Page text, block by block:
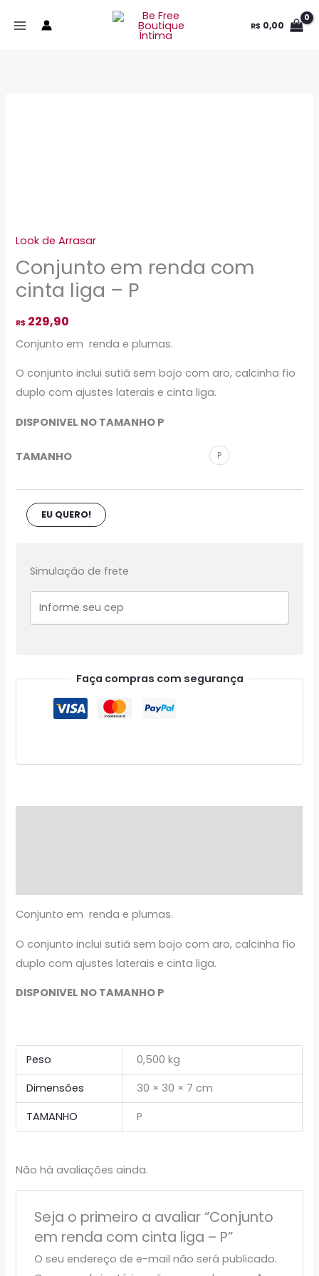
para
R$ 0,00
Look de Arrasar
Conjunto em renda com
cinta liga – P
R$ 229,90
Conjunto em renda e plumas.
O conjunto inclui sutiã sem bojo com aro, calcinha fio
duplo com ajustes laterais e cinta liga.
DISPONIVEL NO TAMANHO P
TAMANHO P
P
quantidade
EU QUERO!
Simulação de frete
Faça compras com segurança
Conjunto em renda e plumas.
O conjunto inclui sutiã sem bojo com aro, calcinha fio
duplo com ajustes laterais e cinta liga.
DISPONIVEL NO TAMANHO P
Peso
0,500 kg
Dimensões
30 × 30 × 7 cm
TAMANHO
P
Não há avaliações ainda.
Seja o primeiro a avaliar “Conjunto
em renda com cinta liga – P”
O seu endereço de e-mail não será publicado.